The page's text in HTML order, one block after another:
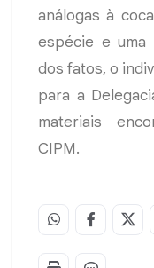
análogas à
espécie e uma
dos fatos, o
para a
materiais
CIPM.